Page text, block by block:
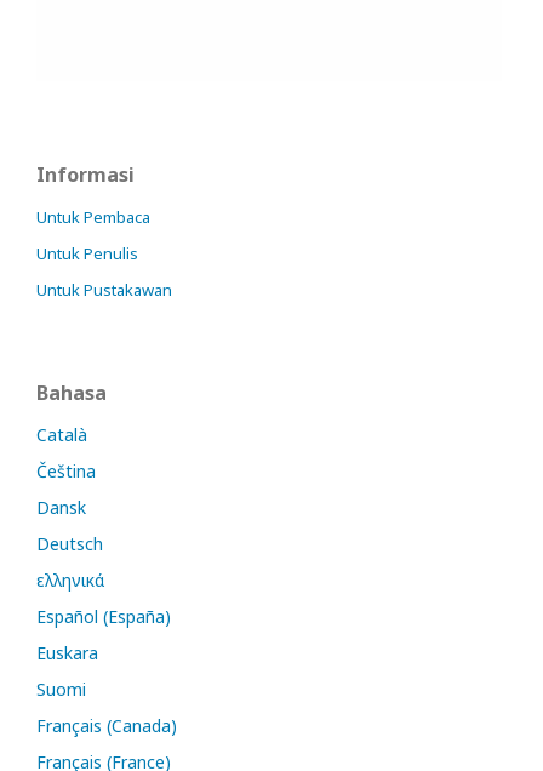
Informasi
Untuk Pembaca
Untuk Penulis
Untuk Pustakawan
Bahasa
Català
Čeština
Dansk
Deutsch
ελληνικά
Español (España)
Euskara
Suomi
Français (Canada)
Français (France)